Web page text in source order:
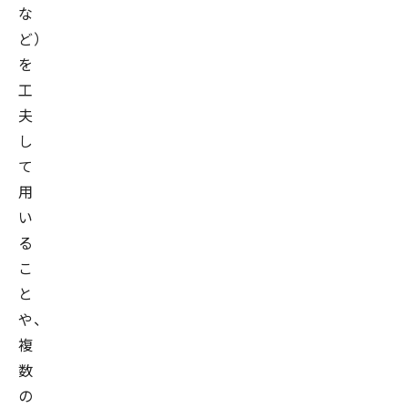
な
ど）
を
工
夫
し
て
用
い
る
こ
と
や、
複
数
の